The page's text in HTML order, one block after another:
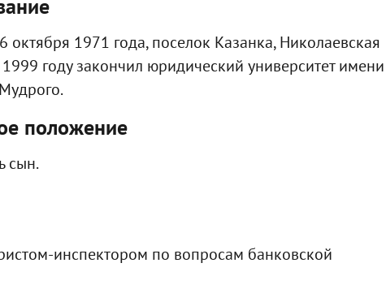
октября 1971 года, поселок Казанка, Николаевская
1999 году закончил юридический университет имени
положение
сын.
инспектором по вопросам банковской